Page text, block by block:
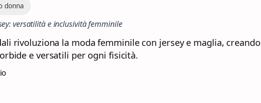
donna
versatilità e inclusività femminile
rivoluziona la moda femminile con jersey e maglia, creando
e versatili per ogni fisicità.